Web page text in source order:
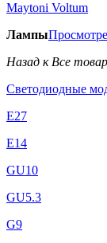
Maytoni Voltum
Лампы
Назад к Все
Светодиодные
E27
E14
GU10
GU5.3
G9